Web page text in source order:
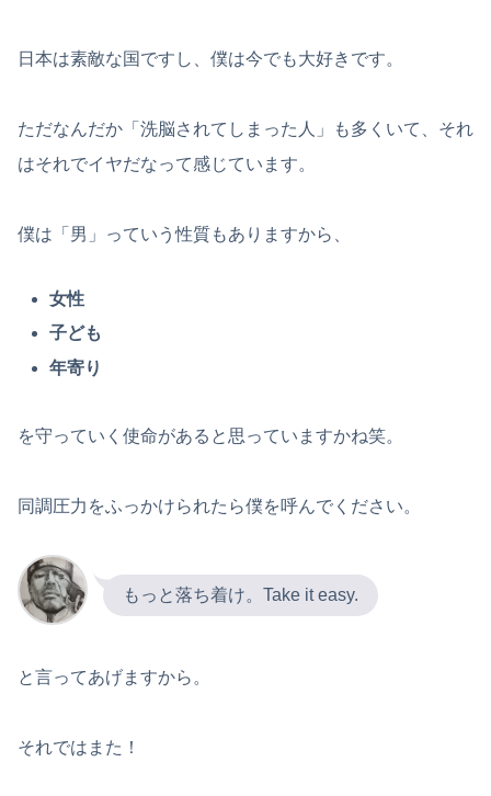
日本は素敵な国ですし、僕は今でも大好きです。
ただなんだか「洗脳されてしまった人」も多くいて、それ
はそれでイヤだなって感じています。
僕は「男」っていう性質もありますから、
女性
子ども
年寄り
を守っていく使命があると思っていますかね笑。
同調圧力をふっかけられたら僕を呼んでください。
もっと落ち着け。Take it easy.
と言ってあげますから。
それではまた！